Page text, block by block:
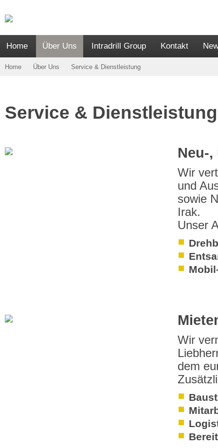
Home Über Uns Intradrill Group Kontakt
Home Über Uns Service & Dienstleistung
Service &
Neu-
Wir
und
sowie
Irak.
Unser
Wir
dem